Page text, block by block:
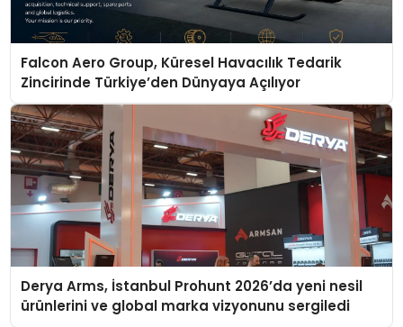
Falcon Aero Group, Küresel Havacılık Tedarik
Zincirinde Türkiye’den Dünyaya Açılıyor
Derya Arms, İstanbul Prohunt 2026’da yeni nesil
ürünlerini ve global marka vizyonunu sergiledi